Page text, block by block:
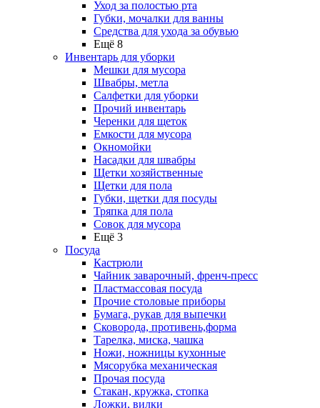
Уход за полостью рта
Губки, мочалки для ванны
Средства для ухода за обувью
Ещё 8
Инвентарь для уборки
Мешки для мусора
Швабры, метла
Салфетки для уборки
Прочий инвентарь
Черенки для щеток
Емкости для мусора
Окномойки
Насадки для швабры
Щетки хозяйственные
Щетки для пола
Губки, щетки для посуды
Тряпка для пола
Совок для мусора
Ещё 3
Посуда
Кастрюли
Чайник заварочный, френч-пресс
Пластмассовая посуда
Прочие столовые приборы
Бумага, рукав для выпечки
Сковорода, противень,форма
Тарелка, миска, чашка
Ножи, ножницы кухонные
Мясорубка механическая
Прочая посуда
Стакан, кружка, стопка
Ложки, вилки